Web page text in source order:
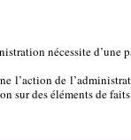
nécessite
l’action de
sur des éléments de